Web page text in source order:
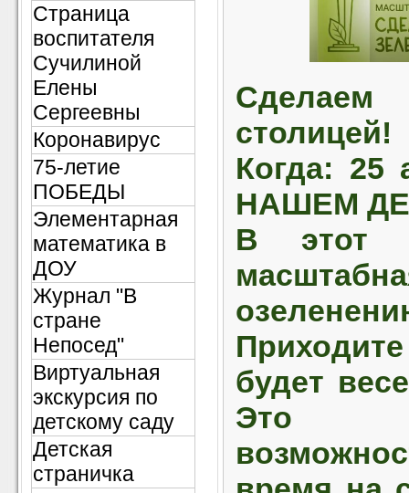
Страница
воспитателя
Сучилиной
Елены
Сергеевны
Коронавирус
75-летие
ПОБЕДЫ
Элементарная
математика в
ДОУ
Журнал "В
стране
Непосед"
Виртуальная
экскурсия по
детскому саду
Детская
страничка
Сделаем
столицей!
Когда: 25
НАШЕМ
В этот
будет
Это